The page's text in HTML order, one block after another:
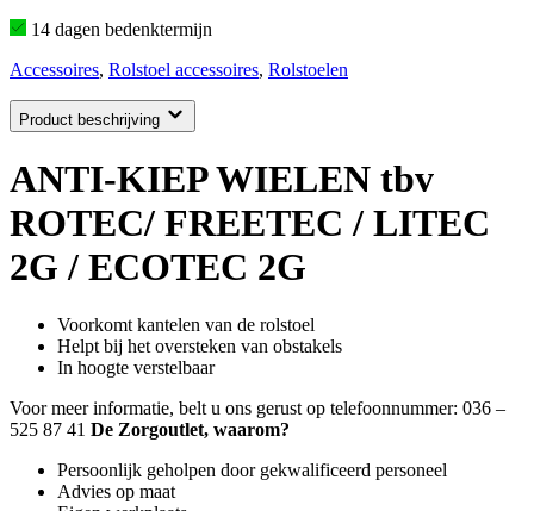
14 dagen bedenktermijn
Accessoires, Rolstoel accessoires, Rolstoelen
Product beschrijving
ANTI-KIEP WIELEN tbv
ROTEC/ FREETEC / LITEC
2G / ECOTEC 2G
Voorkomt kantelen van de rolstoel
Helpt bij het oversteken van obstakels
In hoogte verstelbaar
Voor meer informatie, belt u ons gerust op telefoonnummer: 036 –
525 87 41 De Zorgoutlet, waarom?
Persoonlijk geholpen door gekwalificeerd personeel
Advies op maat